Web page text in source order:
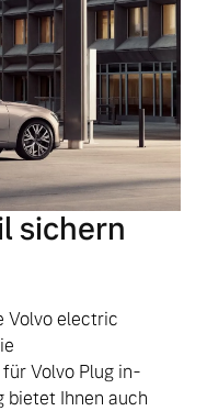
sichern
Volvo electric
Volvo Plug in-
bietet Ihnen auch